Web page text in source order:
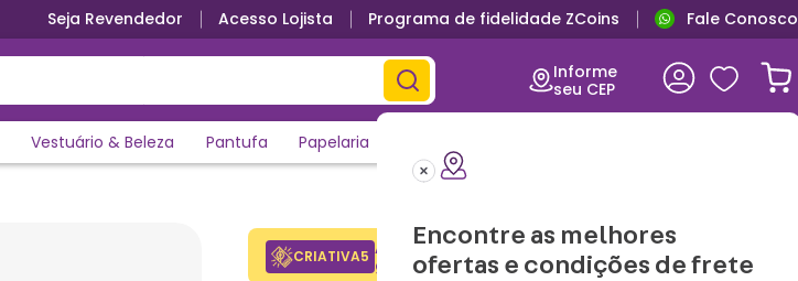
Seja Revendedor Acesso Lojista Programa de fidelidade ZCoins Fale Conosco
Informe
seu CEP
Encontre as melhores
ofertas e condições de frete
Vestuário & Beleza Pantufa Papelaria
CRIATIVA5 Adicione o cupom no carrinho e
ganhe desconto na 1a compra.
Copiar